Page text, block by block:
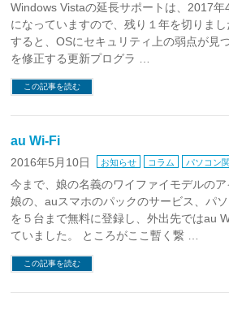
Windows Vistaの延長サポートは、2017年
になっていますので、残り１年を切りま
すると、OSにセキュリティ上の弱点が見
を修正する更新プログラ …
この記事を読む
au Wi-Fi
2016年5月10日 お知らせ コラム パソコン
今まで、娘の名義のワイファイモデルのア
娘の、auスマホのパックのサービス、パ
を５台まで無料に登録し、外出先ではau
ていました。 ところがここ暫く繋 …
この記事を読む